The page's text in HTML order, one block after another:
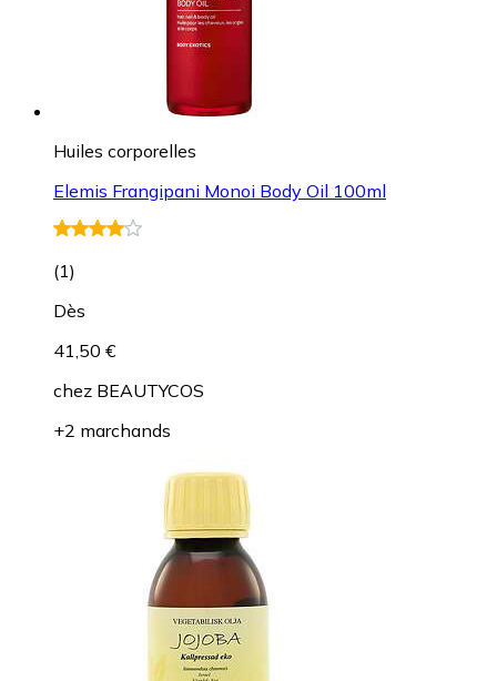
Huiles corporelles
Elemis Frangipani Monoi Body Oil 100ml
(1)
Dès
41,50 €
chez BEAUTYCOS
+2 marchands